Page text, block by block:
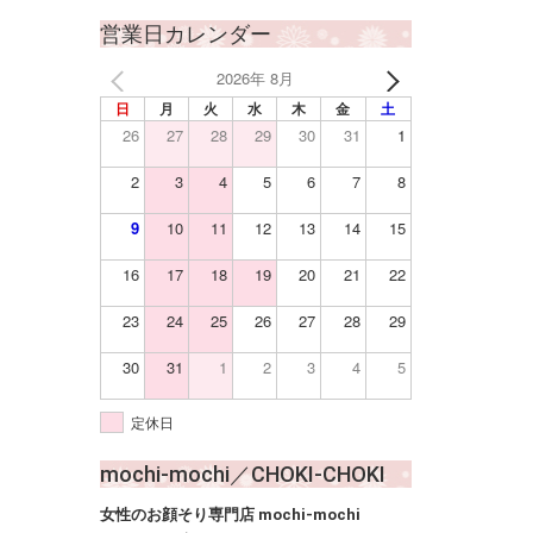
営業日カレンダー
2026年 8月
日 月 火 水 木 金 土
26 27 28 29 30 31 1
2 3 4 5 6 7 8
9 10 11 12 13 14 15
16 17 18 19 20 21 22
23 24 25 26 27 28 29
30 31 1 2 3 4 5
定休日
mochi-mochi／CHOKI-CHOKI
女性のお顔そり専門店 mochi-mochi